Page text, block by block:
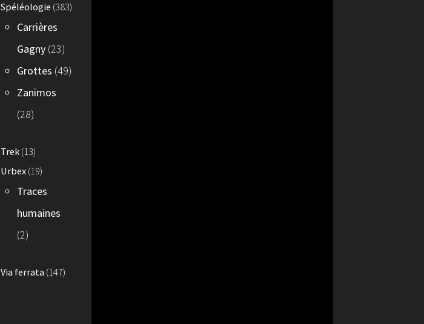
Spéléologie (383)
Carrières
Gagny (23)
Grottes (49)
Zanimos
(28)
Trek (13)
Urbex (19)
Traces
humaines
(2)
Via ferrata (147)